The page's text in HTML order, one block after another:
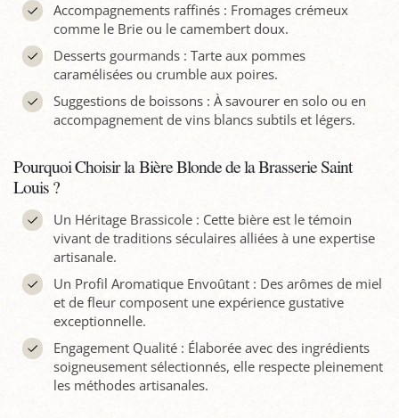
Accompagnements raffinés : Fromages crémeux
comme le Brie ou le camembert doux.
Desserts gourmands : Tarte aux pommes
caramélisées ou crumble aux poires.
Suggestions de boissons : À savourer en solo ou en
accompagnement de vins blancs subtils et légers.
Pourquoi Choisir la Bière Blonde de la Brasserie Saint
Louis ?
Un Héritage Brassicole : Cette bière est le témoin
vivant de traditions séculaires alliées à une expertise
artisanale.
Un Profil Aromatique Envoûtant : Des arômes de miel
et de fleur composent une expérience gustative
exceptionnelle.
Engagement Qualité : Élaborée avec des ingrédients
soigneusement sélectionnés, elle respecte pleinement
les méthodes artisanales.